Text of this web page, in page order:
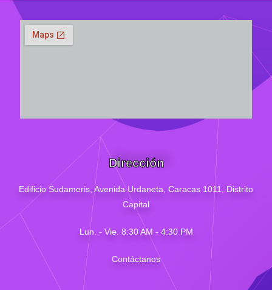
Dirección
Edificio Sudameris, Avenida Urdaneta, Caracas 1011, Distrito
Capital
Lun. - Vie. 8:30 AM - 4:30 PM
Contáctanos